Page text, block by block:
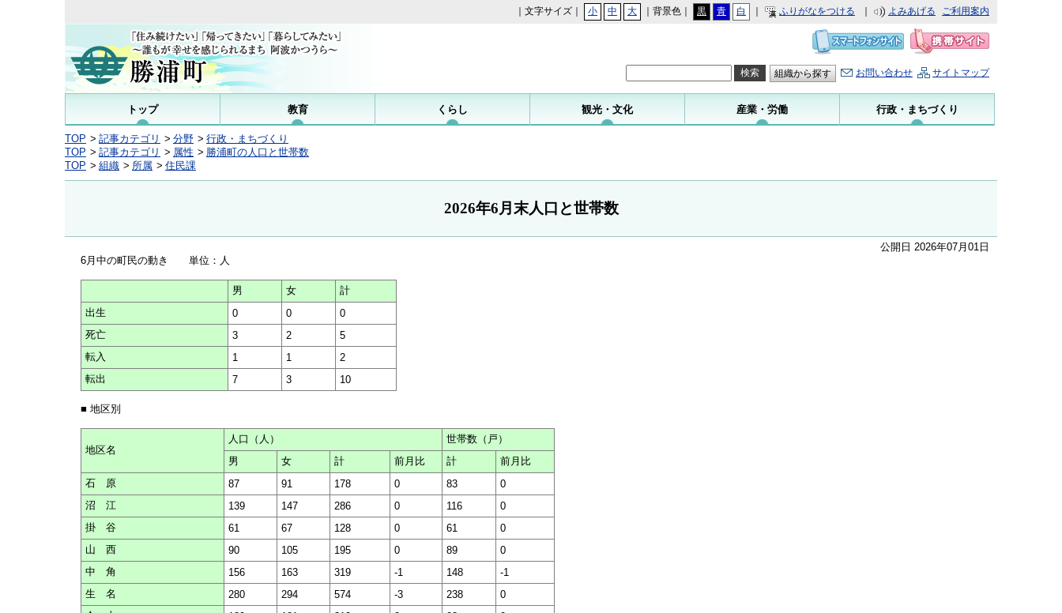
｜文字サイズ｜ 小 中 大 ｜背景色｜ 黒 青 白 ふりがなをつける よみあげる ご利用案内
組織から探す お問い合わせ サイトマップ
トップ 教育 くらし 観光・文化 産業・労働 行政・まちづくり
TOP 記事カテゴリ 分野
行政・まちづくり
TOP
記事カテゴリ 属性
勝浦町の人口と世帯数
TOP
組織 所属 住民課
2026年6月末人口と世帯数
公開日 2026年07月01日
6月中の町民の動き 単位：人
男 女
計
出生
0 0
0
死亡
3 2
5
転入
1 1
2
転出
7 3 10
■ 地区別
地区名
人口（人）
世帯数（戸）
男
女 計 前月比 計
前月比
石 原
87 91 178 0 83
0
沼 江
139 147 286 0 116
0
掛 谷
61 67 128 0 61
0
山 西
90 105 195 0 89
0
中 角
156 163 319 -1 148
-1
生 名
280 294 574 -3 238
0